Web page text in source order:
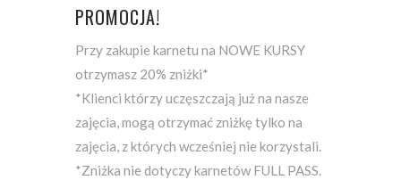
PROMOCJA!
Przy zakupie karnetu na NOWE KURSY
otrzymasz 20% zniżki*
*Klienci którzy uczęszczają już na nasze
zajęcia, mogą otrzymać zniżkę tylko na
zajęcia, z których wcześniej nie korzystali.
*Zniżka nie dotyczy karnetów FULL PASS.